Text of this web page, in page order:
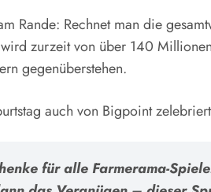
Rande: Rechnet man die
wird zurzeit von über 140
gegenüberstehen.
auch von Bigpoint
für alle Farmerama-